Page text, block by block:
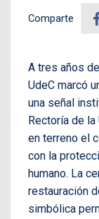
Comparte
A tres años
UdeC marcó
una señal
Rectoría de
en terreno el
con la
humano. La
restauración
simbólica